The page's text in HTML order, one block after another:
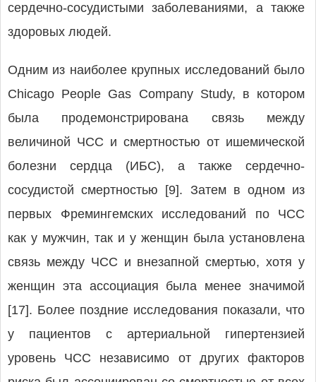
сердечно-сосудистыми заболеваниями, а также
здоровых людей.
Одним из наиболее крупных исследований было
Chicago People Gas Company Study, в котором
была продемонстрирована связь между
величиной ЧСС и смертностью от ишемической
болезни сердца (ИБС), а также сердечно-
сосудистой смертностью [9]. Затем в одном из
первых Фремингемских исследований по ЧСС
как у мужчин, так и у женщин была установлена
связь между ЧСС и внезапной смертью, хотя у
женщин эта ассоциация была менее значимой
[17]. Более поздние исследования показали, что
у пациентов с артериальной гипертензией
уровень ЧСС независимо от других факторов